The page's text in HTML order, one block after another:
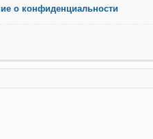
о конфиденциальности